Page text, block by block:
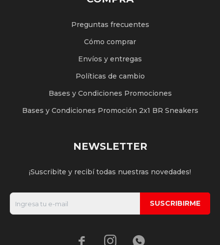
Preguntas frecuentes
Cómo comprar
Envíos y entregas
Políticas de cambio
Bases y Condiciones Promociones
Bases y Condiciones Promoción 2x1 BR Sneakers
NEWSLETTER
¡Suscribite y recibí todas nuestras novedades!
SUSCRIBIRME
  